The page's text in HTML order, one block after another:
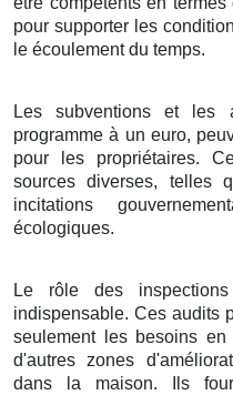
pour supporter les
le écoulement du temps.
Les subventions et les
programme à un euro,
pour les propriétaires.
sources diverses, telles
incitations
écologiques.
Le rôle des
indispensable. Ces audits
seulement les besoins
d'autres zones
dans la maison. Ils